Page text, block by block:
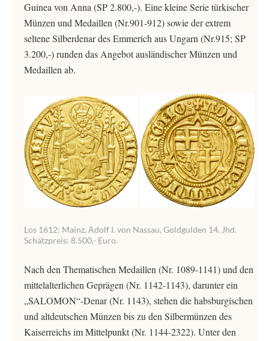
Guinea von Anna (SP 2.800,-). Eine kleine Serie türkischer
Münzen und Medaillen (Nr.901-912) sowie der extrem
seltene Silberdenar des Emmerich aus Ungarn (Nr.915; SP
3.200,-) runden das Angebot ausländischer Münzen und
Medaillen ab.
Los 1612: Mainz, Adolf I. von Nassau, Goldgulden 14. Jhd.
Schätzpreis: 8.500,- Euro.
Nach den Thematischen Medaillen (Nr. 1089-1141) und den
mittelalterlichen Geprägen (Nr. 1142-1143), darunter ein
„SALOMON“-Denar (Nr. 1143), stehen die habsburgischen
und altdeutschen Münzen bis zu den Silbermünzen des
Kaiserreichs im Mittelpunkt (Nr. 1144-2322). Unter den